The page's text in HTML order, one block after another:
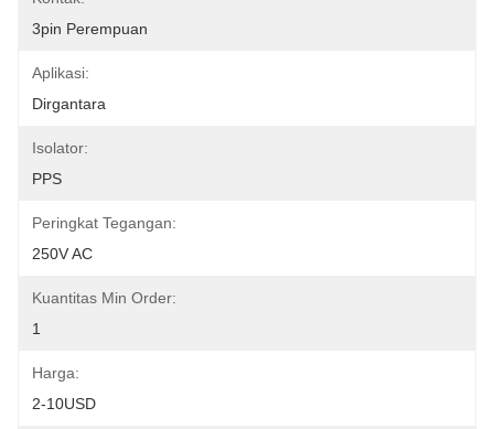
3pin Perempuan
Aplikasi:
Dirgantara
Isolator:
PPS
Peringkat Tegangan:
250V AC
Kuantitas Min Order:
1
Harga:
2-10USD